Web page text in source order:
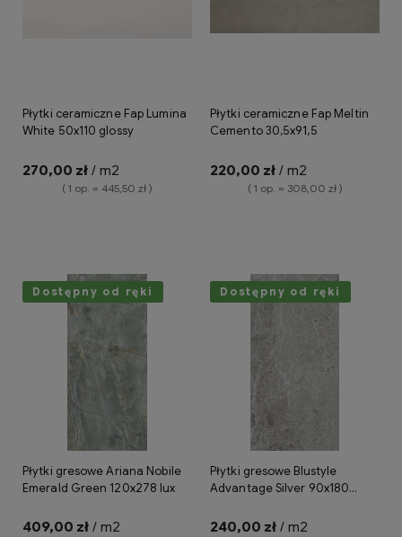
Płytki ceramiczne Fap Lumina
White 50x110 glossy
270,00 zł / m2
( 1 op. = 445,50 zł )
Płytki ceramiczne Fap Meltin
Cemento 30,5x91,5
220,00 zł / m2
( 1 op. = 308,00 zł )
Płytki gresowe Ariana Nobile
Emerald Green 120x278 lux
409,00 zł / m2
Dostępny od ręki
Płytki gresowe Blustyle
Advantage Silver 90x180
240,00 zł / m2
Dostępny od ręki